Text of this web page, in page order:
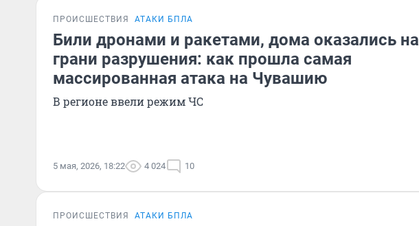
ПРОИСШЕСТВИЯ АТАКИ БПЛА
Били дронами и ракетами, дома оказались на
грани разрушения: как прошла самая
массированная атака на Чувашию
В регионе ввели режим ЧС
5 мая, 2026, 18:22 4 024 10
ПРОИСШЕСТВИЯ АТАКИ БПЛА